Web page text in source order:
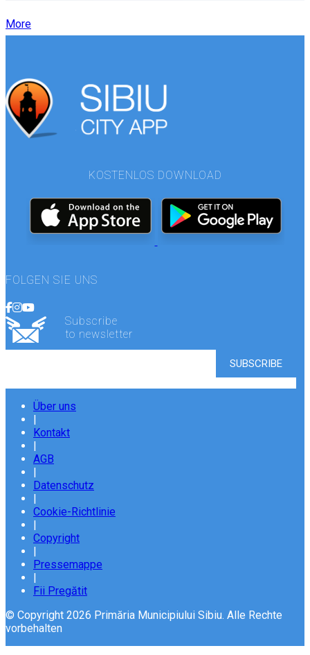
More
KOSTENLOS DOWNLOAD
FOLGEN SIE UNS
Subscribe
to newsletter
Über uns
|
Kontakt
|
AGB
|
Datenschutz
|
Cookie-Richtlinie
|
Copyright
|
Pressemappe
|
Fii Pregătit
© Copyright 2026 Primăria Municipiului Sibiu. Alle Rechte
vorbehalten